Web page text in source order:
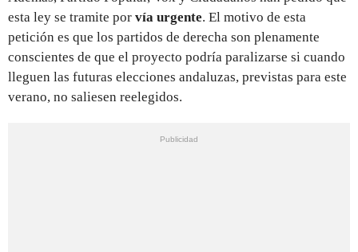
esta ley se tramite por vía urgente. El motivo de esta
petición es que los partidos de derecha son plenamente
conscientes de que el proyecto podría paralizarse si cuando
lleguen las futuras elecciones andaluzas, previstas para este
verano, no saliesen reelegidos.